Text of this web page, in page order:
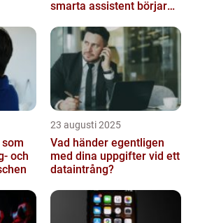
smarta assistent börjar
och
23 augusti 2025
Vad händer egentligen
med dina uppgifter vid ett
dataintrång?